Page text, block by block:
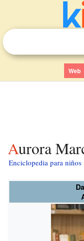
Web
Aurora
Enciclopedia para niños